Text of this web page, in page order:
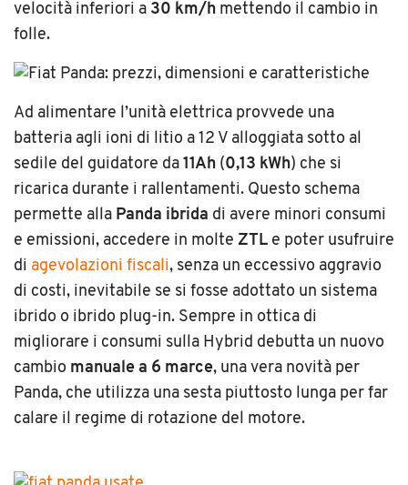
velocità inferiori a 30 km/h mettendo il cambio in
folle.
Ad alimentare l’unità elettrica provvede una
batteria agli ioni di litio a 12 V alloggiata sotto al
sedile del guidatore da 11Ah (0,13 kWh) che si
ricarica durante i rallentamenti. Questo schema
permette alla Panda ibrida di avere minori consumi
e emissioni, accedere in molte ZTL e poter usufruire
di agevolazioni fiscali, senza un eccessivo aggravio
di costi, inevitabile se si fosse adottato un sistema
ibrido o ibrido plug-in. Sempre in ottica di
migliorare i consumi sulla Hybrid debutta un nuovo
cambio manuale a 6 marce, una vera novità per
Panda, che utilizza una sesta piuttosto lunga per far
calare il regime di rotazione del motore.